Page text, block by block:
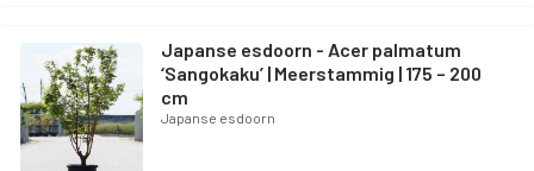
Japanse esdoorn - Acer palmatum
‘Sangokaku’ | Meerstammig | 175 – 200
cm
Japanse esdoorn